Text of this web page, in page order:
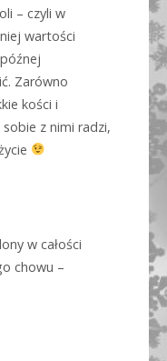
– czyli w
wartości
Zarówno
kości i
z nimi radzi,
w całości
chowu –